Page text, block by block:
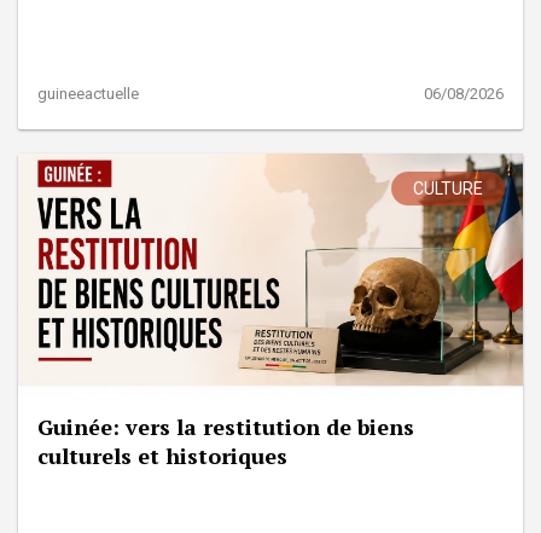
guineeactuelle 06/08/2026
CULTURE
Guinée: vers la restitution de biens
culturels et historiques